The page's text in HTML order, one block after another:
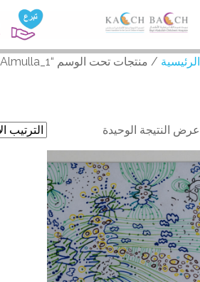
الرئيسية / منتجات تحت الوسم “Heartful2024_Almulla_1”
عرض النتيجة الوحيدة